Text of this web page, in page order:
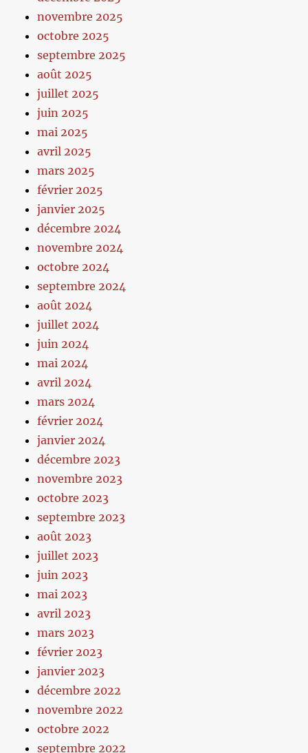
novembre 2025
octobre 2025
septembre 2025
août 2025
juillet 2025
juin 2025
mai 2025
avril 2025
mars 2025
février 2025
janvier 2025
décembre 2024
novembre 2024
octobre 2024
septembre 2024
août 2024
juillet 2024
juin 2024
mai 2024
avril 2024
mars 2024
février 2024
janvier 2024
décembre 2023
novembre 2023
octobre 2023
septembre 2023
août 2023
juillet 2023
juin 2023
mai 2023
avril 2023
mars 2023
février 2023
janvier 2023
décembre 2022
novembre 2022
octobre 2022
septembre 2022